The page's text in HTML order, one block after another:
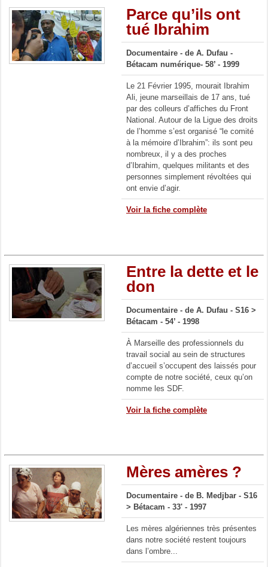
Parce qu’ils ont
tué Ibrahim
Documentaire - de A. Dufau -
Bétacam numérique- 58’ - 1999
Le 21 Février 1995, mourait Ibrahim
Ali, jeune marseillais de 17 ans, tué
par des colleurs d’affiches du Front
National. Autour de la Ligue des droits
de l’homme s’est organisé “le comité
à la mémoire d’Ibrahim”: ils sont peu
nombreux, il y a des proches
d’Ibrahim, quelques militants et des
personnes simplement révoltées qui
ont envie d’agir.
Voir la fiche complète
Entre la dette et le
don
Documentaire - de A. Dufau - S16 >
Bétacam - 54’ - 1998
À Marseille des professionnels du
travail social au sein de structures
d’accueil s’occupent des laissés pour
compte de notre société, ceux qu’on
nomme les SDF.
Voir la fiche complète
Mères amères ?
Documentaire - de B. Medjbar - S16
> Bétacam - 33' - 1997
Les mères algériennes très présentes
dans notre société restent toujours
dans l’ombre...